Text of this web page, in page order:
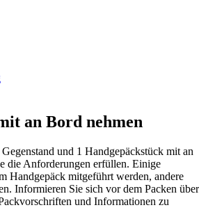
an Bord nehmen
und 1 Handgepäckstück mit an
die Anforderungen erfüllen. Einige
Handgepäck mitgeführt werden, andere
Informieren Sie sich vor dem Packen über
und Informationen zu